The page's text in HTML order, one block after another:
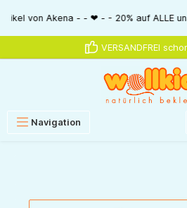
springen- - ❤ - - 20% auf ALLE unsere
VERSANDFREI
Navigation